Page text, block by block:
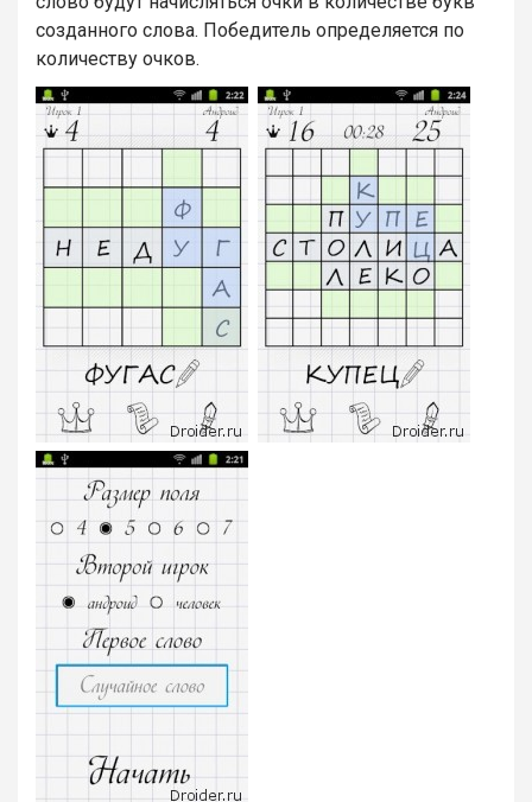
созданного слова. Победитель определяется по
количеству очков.